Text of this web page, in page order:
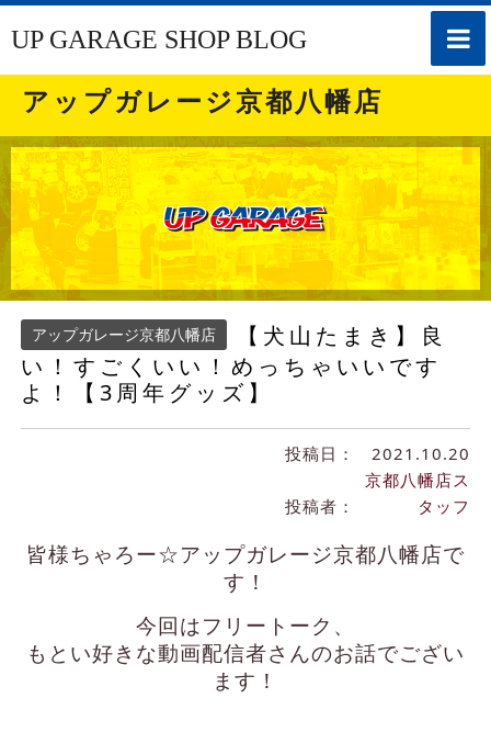
toggle
UP GARAGE SHOP BLOG
アップガレージ京都八幡店
アップガレージ京都八幡店
【犬山たまき】良
い！すごくいい！めっちゃいいです
よ！【3周年グッズ】
投稿日： 2021.10.20
投稿者：
京都八幡店ス
タッフ
皆様ちゃろー☆アップガレージ京都八幡店で
す！
今回はフリートーク、
もとい好きな動画配信者さんのお話でござい
ます！